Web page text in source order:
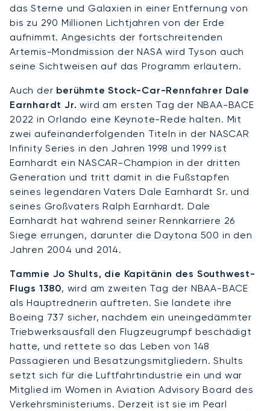
das Sterne und Galaxien in einer Entfernung von
bis zu 290 Millionen Lichtjahren von der Erde
aufnimmt. Angesichts der fortschreitenden
Artemis-Mondmission der NASA wird Tyson auch
seine Sichtweisen auf das Programm erläutern.
Auch der berühmte Stock-Car-Rennfahrer Dale
Earnhardt Jr. wird am ersten Tag der NBAA-BACE
2022 in Orlando eine Keynote-Rede halten. Mit
zwei aufeinanderfolgenden Titeln in der NASCAR
Infinity Series in den Jahren 1998 und 1999 ist
Earnhardt ein NASCAR-Champion in der dritten
Generation und tritt damit in die Fußstapfen
seines legendären Vaters Dale Earnhardt Sr. und
seines Großvaters Ralph Earnhardt. Dale
Earnhardt hat während seiner Rennkarriere 26
Siege errungen, darunter die Daytona 500 in den
Jahren 2004 und 2014.
Tammie Jo Shults, die Kapitänin des Southwest-
Flugs 1380, wird am zweiten Tag der NBAA-BACE
als Hauptrednerin auftreten. Sie landete ihre
Boeing 737 sicher, nachdem ein uneingedämmter
Triebwerksausfall den Flugzeugrumpf beschädigt
hatte, und rettete so das Leben von 148
Passagieren und Besatzungsmitgliedern. Shults
setzt sich für die Luftfahrtindustrie ein und war
Mitglied im Women in Aviation Advisory Board des
Verkehrsministeriums. Derzeit ist sie im Pearl